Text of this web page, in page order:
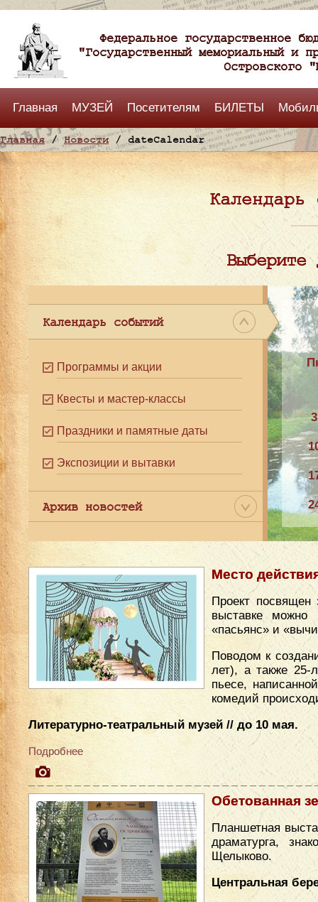
Федеральное государственное
"Государственный мемориальный и
Островского
Главная МУЗЕЙ Посетителям БИЛЕТЫ
Главная/Новости/ dateCalendar
Выберите
Календарь событий
Программы и акции
Квесты и мастер-классы
Праздники и памятные даты
Экспозиции и вытавки
Архив новостей
3
Место
Проект
выставке можно
«пасьянс» и
Поводом к
лет), а также 25-
пьесе,
комедий
Литературно-театральный музей // до 10 мая.
Подробнее
Обетованная
Планшетная
драматурга,
Щелыково.
Центральная